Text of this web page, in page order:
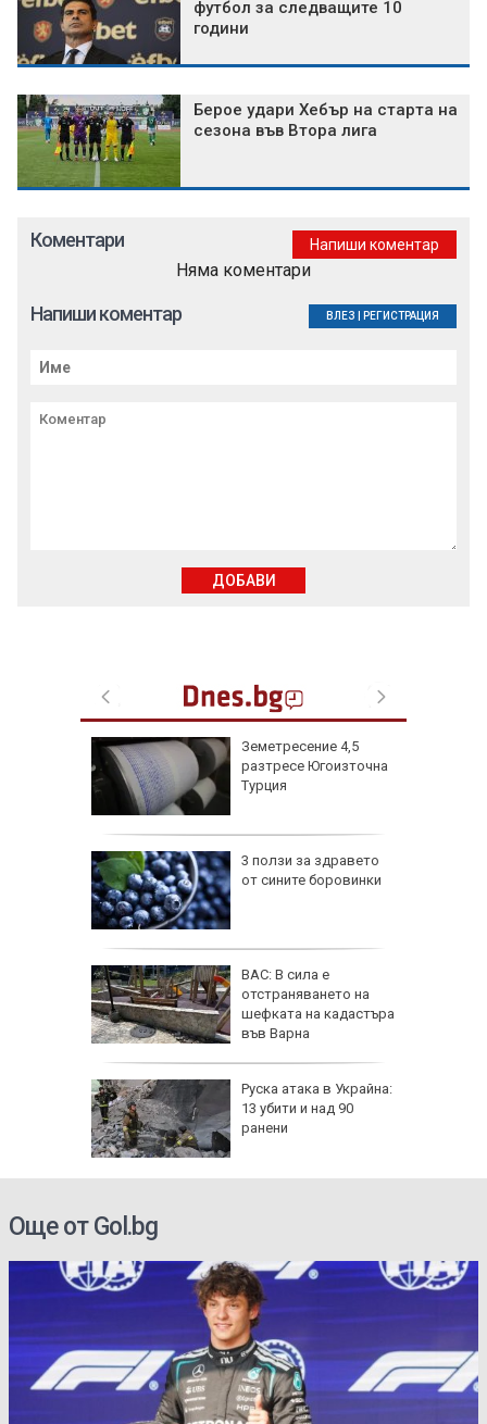
футбол за следващите 10
години
Берое удари Хебър на старта на
сезона във Втора лига
Земетресение 4,5
разтресе Югоизточна
Турция
3 ползи за здравето
от сините боровинки
ВАС: В сила е
отстраняването на
шефката на кадастъра
във Варна
Руска атака в Украйна:
13 убити и над 90
ранени
Коментари Напиши коментар
Няма коментари
Напиши коментар ВЛЕЗ РЕГИСТРАЦИЯ
ДОБАВИ
Още от Gol.bg